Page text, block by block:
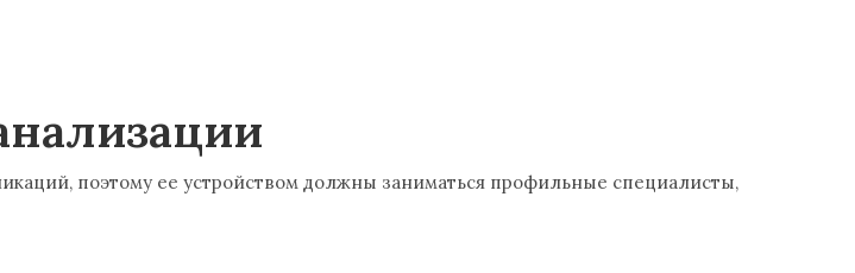
поэтому ее устройством должны заниматься профильные специалисты,